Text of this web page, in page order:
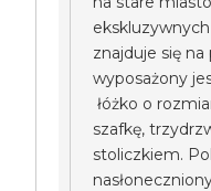
znajduje się
wyposażony
łóżko o
szafkę,
stoliczkiem.